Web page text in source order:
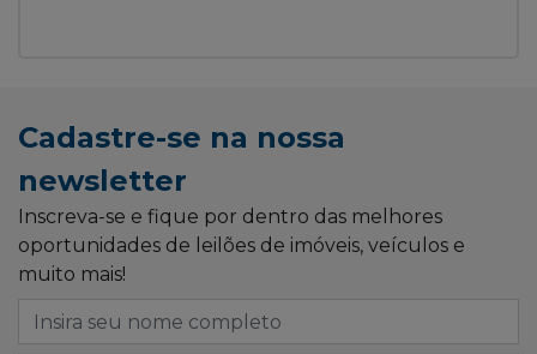
Cadastre-se na nossa
newsletter
Inscreva-se e fique por dentro das melhores
oportunidades de leilões de imóveis, veículos e
muito mais!